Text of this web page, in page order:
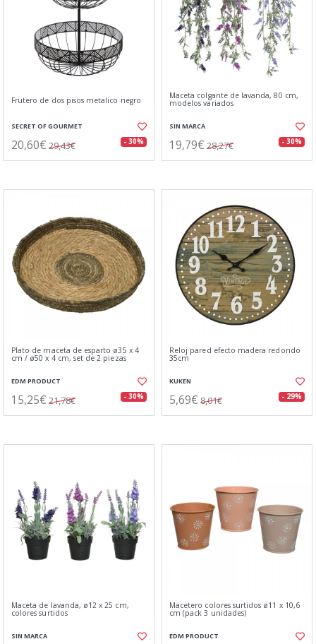
Frutero de dos pisos metalico negro
SECRET OF GOURMET
20,60€ 29,43€ - 30%
Maceta colgante de lavanda, 80 cm,
modelos variados
SIN MARCA
19,79€ 28,27€ - 30%
Plato de maceta de esparto ø35 x 4
cm / ø50 x 4 cm, set de 2 piezas
EDM PRODUCT
15,25€ 21,78€ - 30%
Reloj pared efecto madera redondo
35cm
KUKEN
5,69€ 8,01€ - 29%
Maceta de lavanda, ø12 x 25 cm,
colores surtidos
SIN MARCA
Macetero colores surtidos ø11 x 10,6
cm (pack 3 unidades)
EDM PRODUCT